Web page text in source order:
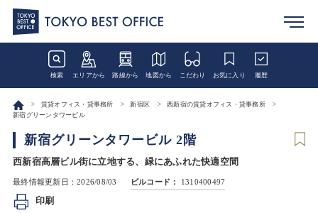
検索 エリアから 路線から 地図から こだわり お気に入り 履歴
賃貸オフィス・貸事務所 新宿区
西新宿の賃貸オフィス・貸事務所
新宿グリーンタワービル
新宿グリーンタワービル 2階
西新宿高層ビル街に立地する、緑にあふれた快適空間
最終情報更新日：2026/08/03 ビルコード： 1310400497
印刷